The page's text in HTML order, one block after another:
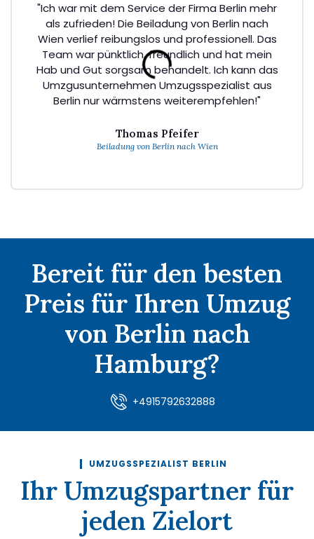
"Ich war mit dem Service der Firma Berlin mehr
als zufrieden! Die Beiladung von Berlin nach
Wien verlief reibungslos und professionell. Das
Team war pünktlich, freundlich und hat mein
Hab und Gut sorgsam behandelt. Ich kann das
Umzgusunternehmen Umzugsspezialist aus
Berlin nur wärmstens weiterempfehlen!"
Thomas Pfeifer
Beiladung von Berlin nach Wien
Bereit für den besten
Preis für Ihren Umzug
von Berlin nach
Hamburg?
+4915792632888
UMZUGSSPEZIALIST BERLIN
Ihr Umzugspartner für
jeden Zielort